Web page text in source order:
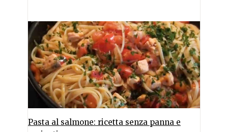
Pasta al salmone: ricetta senza panna e